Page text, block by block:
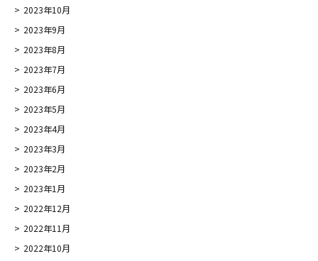
2023年10月
2023年9月
2023年8月
2023年7月
2023年6月
2023年5月
2023年4月
2023年3月
2023年2月
2023年1月
2022年12月
2022年11月
2022年10月